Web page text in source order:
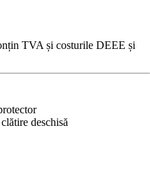
TVA și costurile DEEE și
deschisă